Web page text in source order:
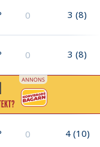
0 3 (8)
0 3 (8)
0 4 (10)